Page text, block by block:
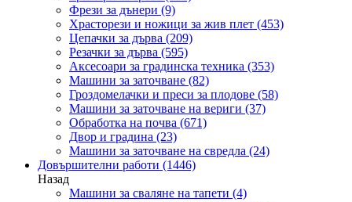
Фрези за дънери (9)
Храсторези и ножици за жив плет (453)
Цепачки за дърва (209)
Резачки за дърва (595)
Аксесоари за градинска техника (353)
Машини за заточване (82)
Гроздомелачки и преси за плодове (58)
Машини за заточване на вериги (37)
Обработка на почва (671)
Двор и градина (23)
Машини за заточване на свредла (24)
Довършителни работи (1446)
Назад
Машини за сваляне на тапети (4)